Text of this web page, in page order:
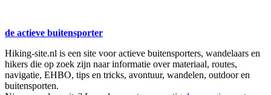
de actieve buitensporter
Hiking-site.nl is een site voor actieve buitensporters, wandelaars en
hikers die op zoek zijn naar informatie over materiaal, routes,
navigatie, EHBO, tips en tricks, avontuur, wandelen, outdoor en
buitensporten.